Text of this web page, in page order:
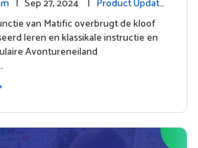
| Sep 27, 2024 | Product Update
van Matific overbrugt de kloof
leren en klassikale instructie en
Avontureneiland